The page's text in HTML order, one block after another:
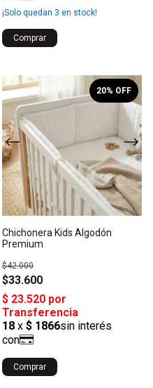
¡Solo quedan 3 en stock!
Comprar
1/4
Chichonera Kids Algodón
Premium
$33.600
$42.000
20% OFF
Comprar